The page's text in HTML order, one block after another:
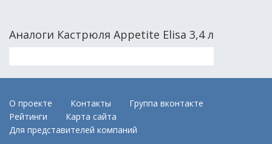
Аналоги Кастрюля Appetite Elisa 3,4 л
О проекте Контакты
Группа вконтакте
Рейтинги
Карта сайта
Для представителей компаний